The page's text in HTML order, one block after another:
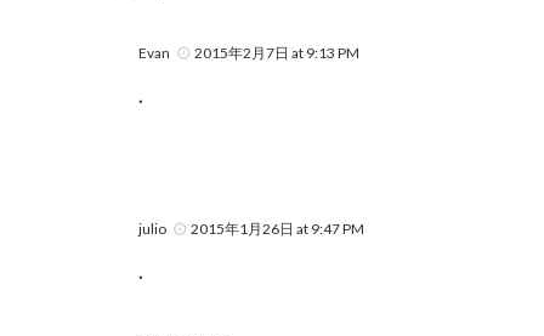
Evan 2015年2月7日 at 9:13 PM
.
julio 2015年1月26日 at 9:47 PM
.